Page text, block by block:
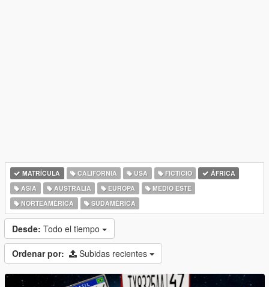
MATRÍCULA CALIFORNIA USA FICTICIO
ÁFRICA
ASIA
AUSTRALIA EUROPA
MEDIO ESTE
NORTEAMÉRICA
SUDAMÉRICA
Desde: Todo el tiempo
Ordenar por: Subidas recientes